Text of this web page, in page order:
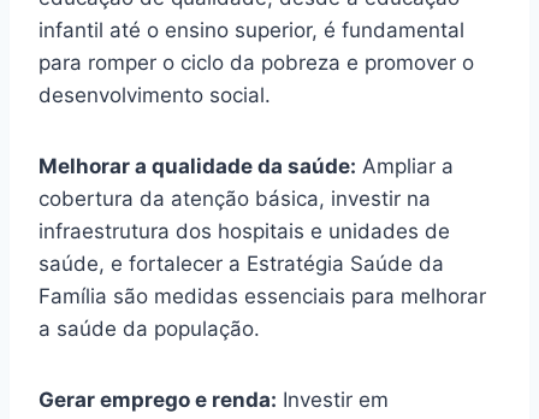
infantil até o ensino superior, é fundamental
para romper o ciclo da pobreza e promover o
desenvolvimento social.
Melhorar a qualidade da saúde: Ampliar a
cobertura da atenção básica, investir na
infraestrutura dos hospitais e unidades de
saúde, e fortalecer a Estratégia Saúde da
Família são medidas essenciais para melhorar
a saúde da população.
Gerar emprego e renda: Investir em